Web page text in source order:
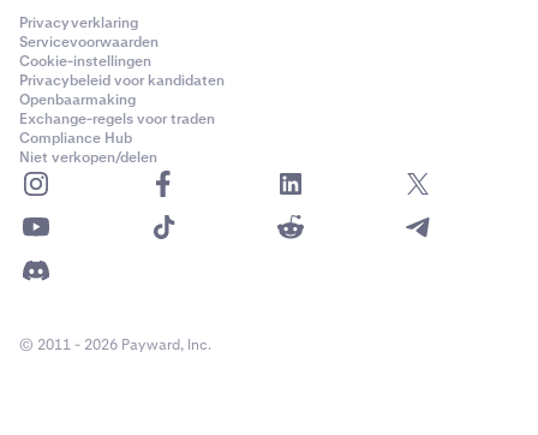
Privacyverklaring
Servicevoorwaarden
Cookie-instellingen
Privacybeleid voor kandidaten
Openbaarmaking
Exchange-regels voor traden
Compliance Hub
Niet verkopen/delen
© 2011 - 2026 Payward, Inc.